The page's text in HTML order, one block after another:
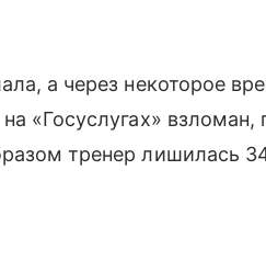
а через некоторое
на «Госуслугах»
тренер лишилась